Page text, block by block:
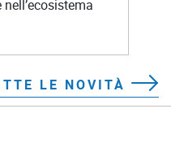
LE NOVITÀ